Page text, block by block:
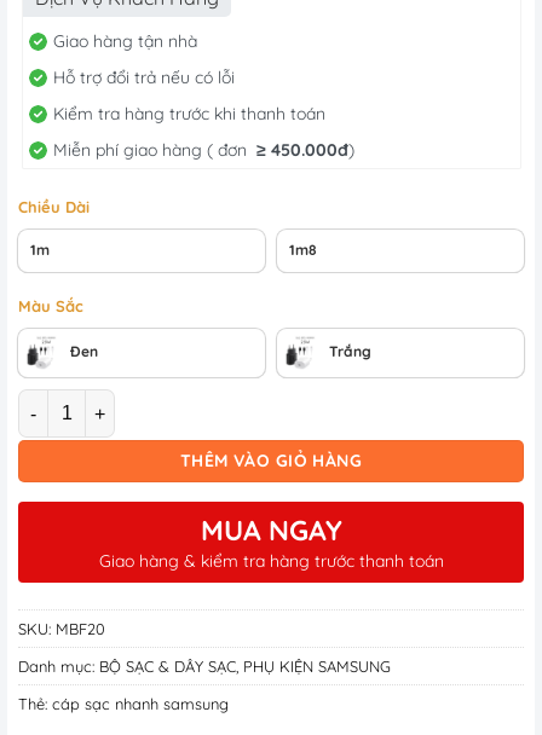
Giao hàng tận nhà
Hỗ trợ đổi trả nếu có lỗi
Kiểm tra hàng trước khi thanh toán
Miễn phí giao hàng ( đơn ≥ 450.000đ)
Chiều Dài
1m 1m8
Màu Sắc
Đen Trắng
Số lượng
THÊM VÀO GIỎ HÀNG
MUA NGAY
Giao hàng & kiểm tra hàng trước thanh toán
SKU: MBF20
Danh mục: BỘ SẠC & DÂY SẠC PHỤ KIỆN SAMSUNG
Thẻ: cáp sạc nhanh samsung